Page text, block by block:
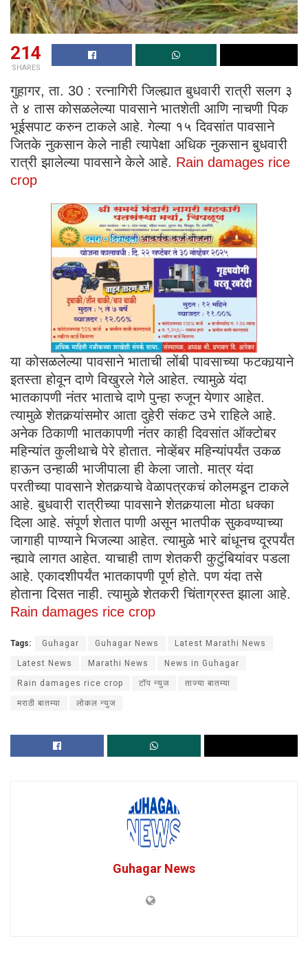
214
SHARES
गुहागर, ता. 30 : रत्नागिरी जिल्ह्यात बुधवारी रात्री सलग ३
ते ४ तास कोसळलेल्या पावसाने भातशेती आणि नाचणी पिक
भूईसपाट करुन टाकले आहे. गेल्या १५ दिवसांत पावसाने
जितके नुकसान केले नाही त्यापेक्षा अधिक नुकसान बुधवारी
रात्री झालेल्या पावसाने केले आहे. Rain damages rice
crop
या कोसळलेल्या पावसाने भाताची लोंबी पावसाच्या फटकार्‍याने
इतस्ता होवून दाणे विखुरले गेले आहेत. त्यामुळे यंदा
भातकापणी नंतर भाताचे दाणे पुन्हा रुजून येणार आहेत.
त्यामुळे शेतकर्‍यांसमोर आता दुहेरी संकट उभे राहिले आहे.
अनेक ठिकाणी भातकापणी नंतर काही दिवसांत ऑक्टोबर
महिन्यांत कुलीथाचे पेरे होतात. नोव्हेंबर महिन्यांपर्यंत उकळ
हाऊन उन्हाळी भाजीपाला ही केला जातो. मात्र यंदा
परतीच्या पावसाने शेतकर्‍याचे वेळापत्रकचं कोलमडून टाकले
आहे. बुधवारी रात्रीच्या पावसाने शेतकर्‍याला मोठा धक्का
दिला आहे. संपूर्ण शेतात पाणी असून भातपीक सुकवण्याच्या
जागाही पाण्याने भिजल्या आहेत. त्यामुळे भारे बांधूनच दूरपर्यंत
न्ह्यावे लागत आहेत. याचाही ताण शेतकरी कुटुंबियांवर पडला
आहे. एकादशीपर्यंत भातकापणी पूर्ण होते. पण यंदा तसे
होताना दिसत नाही. त्यामुळे शेतकरी चिंताग्रस्त झाला आहे.
Rain damages rice crop
Tags: Guhagar Guhagar News Latest Marathi News
Latest News Marathi News News in Guhagar
Rain damages rice crop टॉप न्युज ताज्या बातम्या
मराठी बातम्या लोकल न्युज
Guhagar News